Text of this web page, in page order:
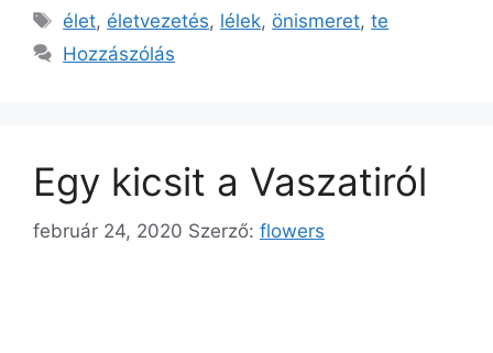
élet, életvezetés, lélek, önismeret,te
Hozzászólás
Egy kicsit a Vaszatiról
február 24, 2020 Szerző: flowers